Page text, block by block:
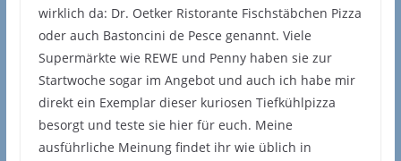
wirklich da: Dr. Oetker Ristorante Fischstäbchen Pizza
oder auch Bastoncini de Pesce genannt. Viele
Supermärkte wie REWE und Penny haben sie zur
Startwoche sogar im Angebot und auch ich habe mir
direkt ein Exemplar dieser kuriosen Tiefkühlpizza
besorgt und teste sie hier für euch. Meine
ausführliche Meinung findet ihr wie üblich in